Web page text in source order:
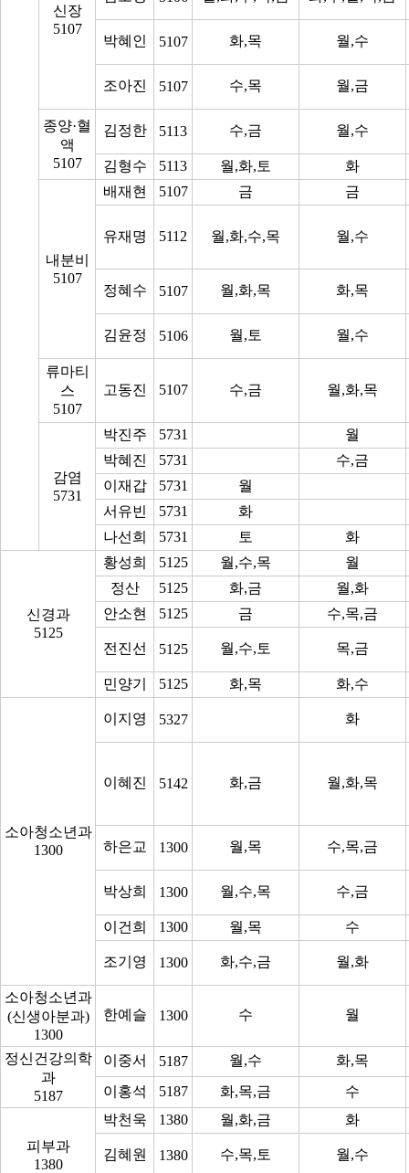
신장
5107
박혜인 5107 화,목 월,수
조아진 5107 수,목 월,금
종양·혈
액
5107
김정한 5113 수,금 월,수
김형수 5113 월,화,토 화
내분비
5107
배재현 5107 금 금
유재명 5112 월,화,수,목 월,수
정혜수 5107 월,화,목 화,목
김윤정 5106 월,토 월,수
류마티
스
5107
고동진 5107 수,금 월,화,목
감염
5731
박진주 5731
월
박혜진
5731
수,금
이재갑
5731
월
서유빈
5731
화
나선희
5731 토 화
신경과
5125
황성희 5125 월,수,목
월
정산
5125 화,금
월,화
안소현
5125 금 수,목,금
전진선 5125 월,수,토 목,금
민양기 5125 화,목 화,수
소아청소년과
1300
이지영 5327 화
이혜진 5142 화,금 월,화,목
하은교 1300 월,목 수,목,금
박상희 1300 월,수,목 수,금
이건희 1300 월,목 수
조기영 1300 화,수,금 월,화
소아청소년과
(신생아분과)
1300
한예슬 1300 수 월
정신건강의학
과
5187
이중서 5187 월,수
화,목
이홍석
5187 화,목,금 수
피부과
1380
박천욱 1380 월,화,금 화
김혜원 1380 수,목,토 월,수